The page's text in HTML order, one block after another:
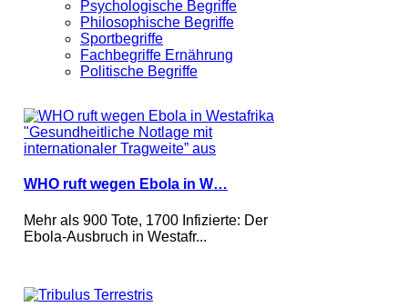
Psychologische Begriffe
Philosophische Begriffe
Sportbegriffe
Fachbegriffe Ernährung
Politische Begriffe
WHO ruft wegen Ebola in W…
Mehr als 900 Tote, 1700 Infizierte: Der
Ebola-Ausbruch in Westafr...